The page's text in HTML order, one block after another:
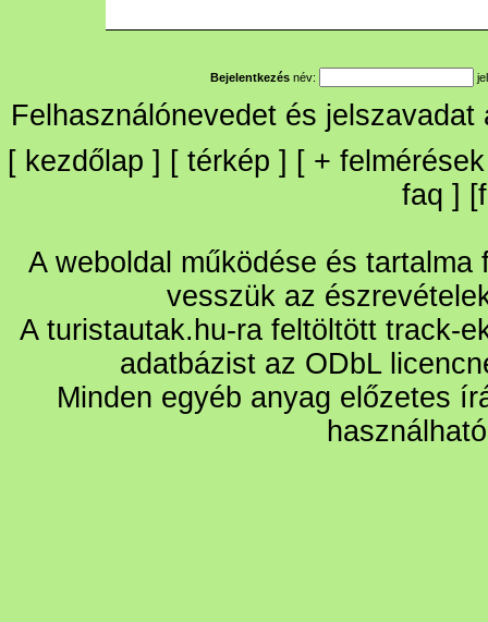
Bejelentkezés név:
Felhasználónevedet és
[ kezdőlap ] [ térkép ] [ + felmérések
faq ] [
A weboldal működése és
vesszük az
A turistautak.hu-ra feltöltött track-
adatbázist az ODbL
Minden egyéb anyag előzetes